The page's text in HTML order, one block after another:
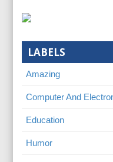
LABELS
Amazing
Computer And
Education
Humor